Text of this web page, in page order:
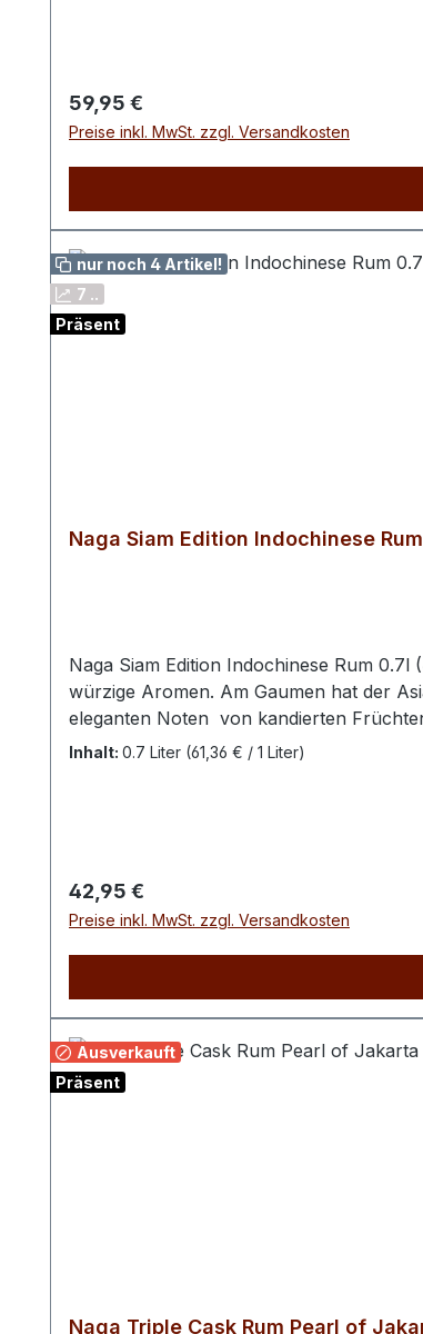
Regulärer Preis:
59,95 €
Preise inkl. MwSt. zzgl. Versandkosten
nur noch 4 Artikel!
7 ..
Präsent
Naga Siam Edition Indochinese
Naga Siam Edition Indochinese Rum
würzige Aromen. Am Gaumen hat der
eleganten Noten von kandierten
von Bengalen bis zum Javasee, vereint
France
Inhalt: 0.7 Liter (61,36 € / 1 Liter)
Regulärer Preis:
42,95 €
Preise inkl. MwSt. zzgl. Versandkosten
Ausverkauft
Präsent
Naga Triple Cask Rum Pearl of